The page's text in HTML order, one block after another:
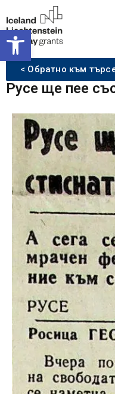
Open toolbar
< Обратно към
Русе ще пее